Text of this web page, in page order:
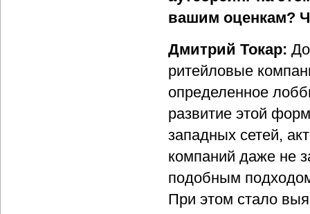
вашим оценкам?
Дмитрий Токар:
ритейловые
определенное
развитие этой
западных сетей,
компаний даже не
подобным
При этом стало